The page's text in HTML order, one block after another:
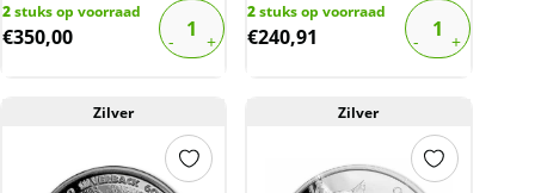
2stuks op voorraad
€350,00
2stuks op voorraad
€240,91
Zilver Zilver